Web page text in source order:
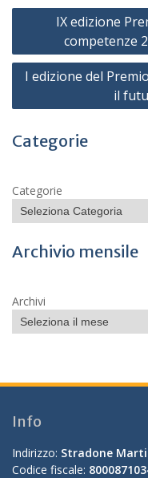
Navigazione
articoli
IX edizione
competenze
I edizione del
il
Categorie
Categorie
Archivio mensile
Archivi
Info
Indirizzo: Stradone
Codice fiscale: